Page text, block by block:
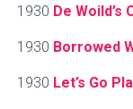
1930 De Woild’s
1930 Borrowed
1930 Let’s Go